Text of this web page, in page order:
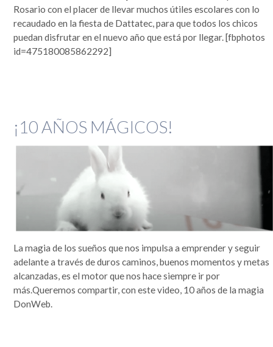
Rosario con el placer de llevar muchos útiles escolares con lo
recaudado en la fiesta de Dattatec, para que todos los chicos
puedan disfrutar en el nuevo año que está por llegar. [fbphotos
id=475180085862292]
¡10 AÑOS MÁGICOS!
La magia de los sueños que nos impulsa a emprender y seguir
adelante a través de duros caminos, buenos momentos y metas
alcanzadas, es el motor que nos hace siempre ir por
más.Queremos compartir, con este video, 10 años de la magia
DonWeb.